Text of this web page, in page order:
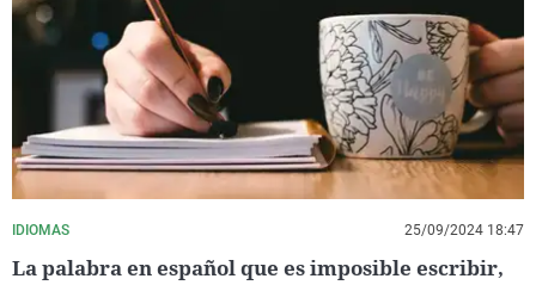
IDIOMAS 25/09/2024 18:47
La palabra en español que es imposible escribir,